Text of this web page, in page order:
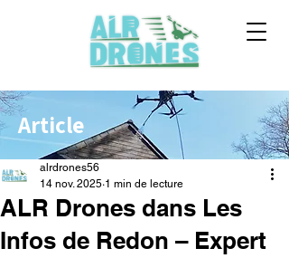
Article
ALR Drones dans Les
Infos de Redon – Expert
alrdrones56
14 nov. 2025 1 min de lecture